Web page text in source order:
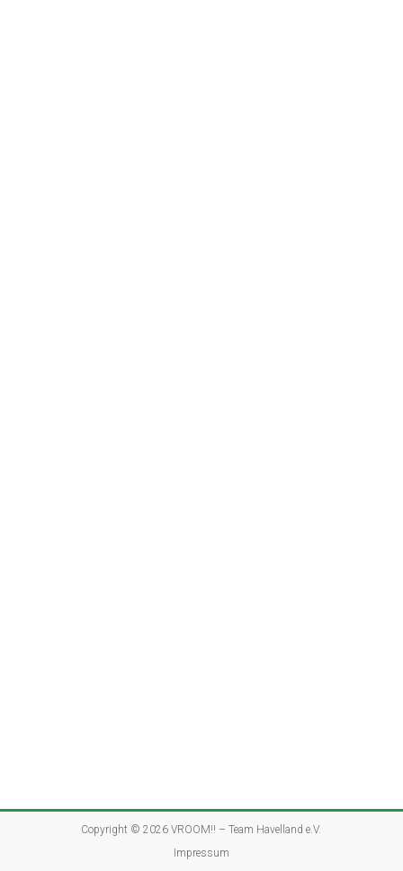
Copyright © 2026VROOM!! – Team Havelland e.V.
Impressum